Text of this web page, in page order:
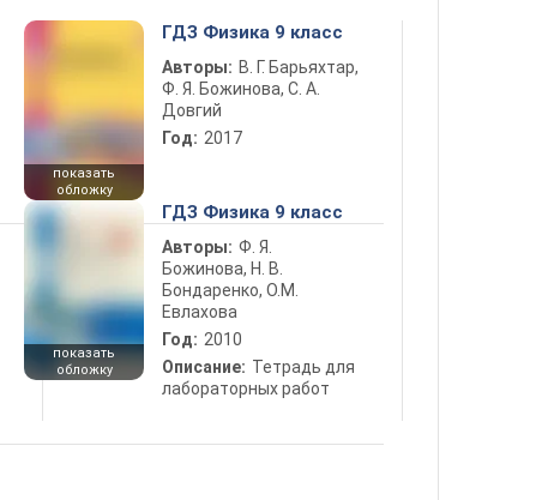
показать
обложку
ГДЗ Физика 9 класс
Авторы: В. Г. Барьяхтар,
Ф. Я. Божинова, С. А.
Довгий
Год: 2017
показать
обложку
ГДЗ Физика 9 класс
Авторы: Ф. Я.
Божинова, Н. В.
Бондаренко, О.М.
Евлахова
Год: 2010
Описание: Тетрадь для
лабораторных работ